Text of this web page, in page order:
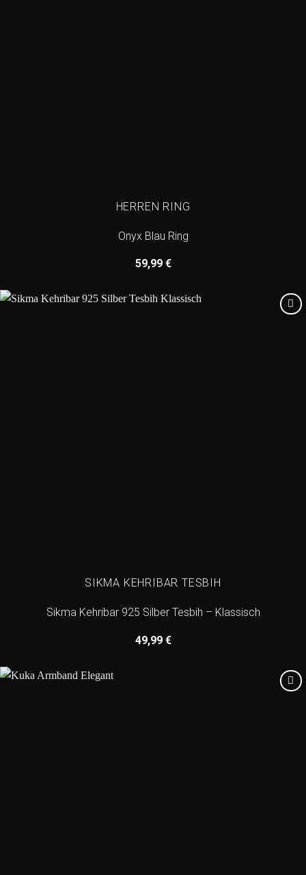
HERREN RING
Onyx Blau Ring
59,99 €
SIKMA KEHRIBAR TESBIH
Sikma Kehribar 925 Silber Tesbih – Klassisch
49,99 €